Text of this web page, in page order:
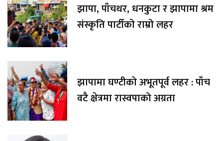
झापा, पाँचथर, धनकुटा र झापामा श्रम
संस्कृति पार्टीको राम्रो लहर
झापामा घण्टीको अभूतपूर्व लहर : पाँच
वटै क्षेत्रमा रास्वपाको अग्रता